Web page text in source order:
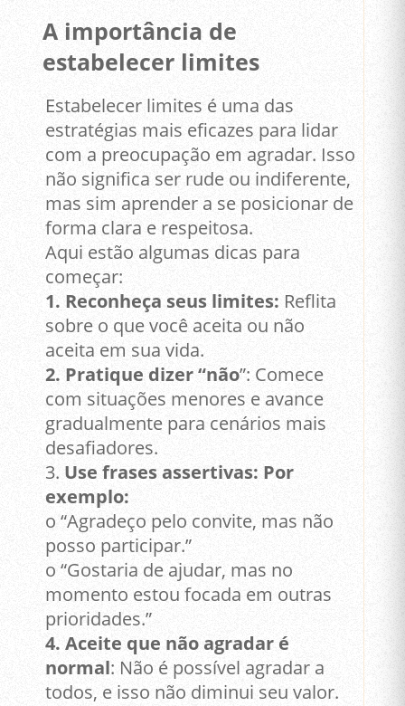
A importância de
estabelecer limites
Estabelecer limites é uma das
estratégias mais eficazes para lidar
com a preocupação em agradar. Isso
não significa ser rude ou indiferente,
mas sim aprender a se posicionar de
forma clara e respeitosa.
Aqui estão algumas dicas para
começar:
1. Reconheça seus limites: Reflita
sobre o que você aceita ou não
aceita em sua vida.
2. Pratique dizer “não”: Comece
com situações menores e avance
gradualmente para cenários mais
desafiadores.
3. Use frases assertivas: Por
exemplo:
o “Agradeço pelo convite, mas não
posso participar.”
o “Gostaria de ajudar, mas no
momento estou focada em outras
prioridades.”
4. Aceite que não agradar é
normal: Não é possível agradar a
todos, e isso não diminui seu valor.